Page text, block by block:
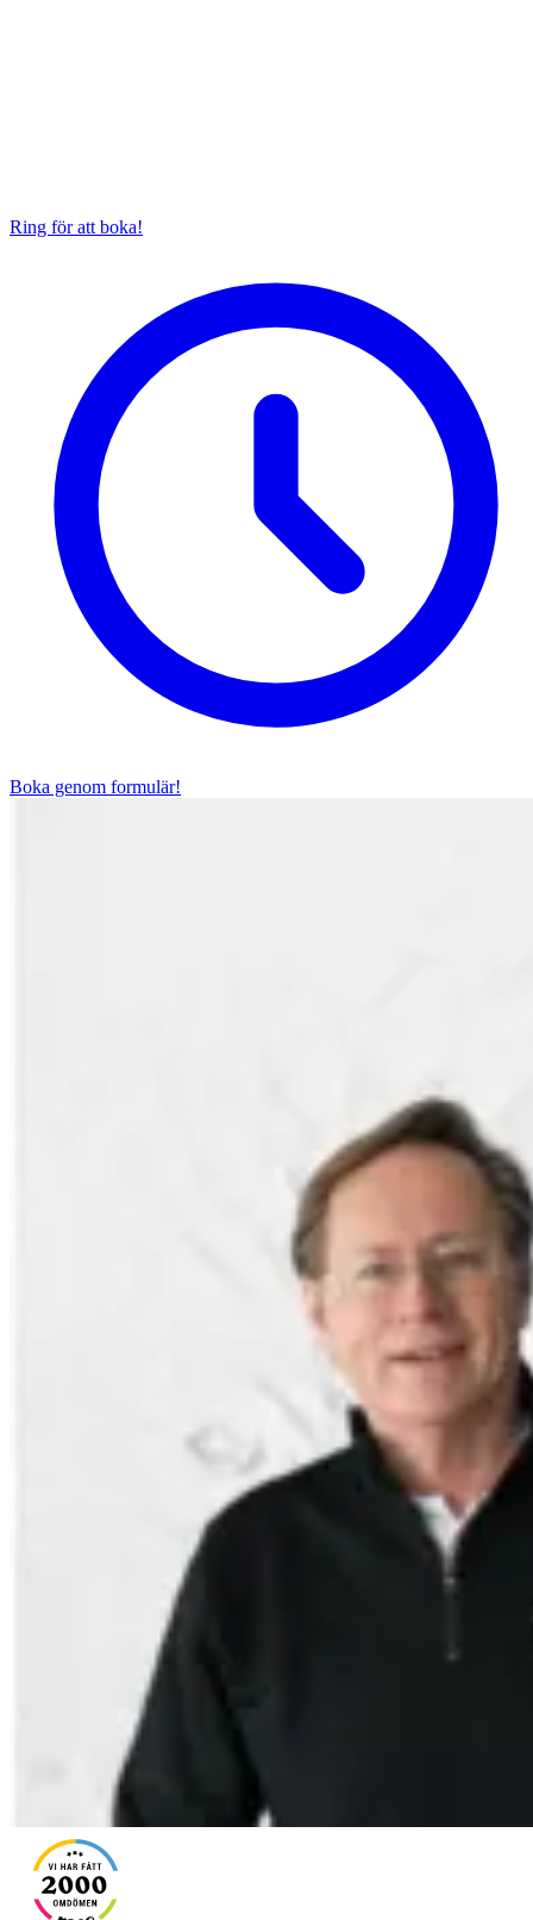
Ring för att boka!
Boka genom formulär!